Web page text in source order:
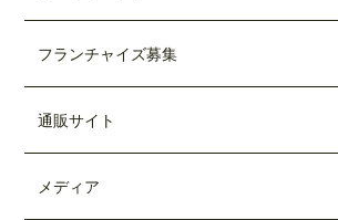
2021.10.11
2021.08.28
Showroomのコラボメニューが発
フランチャイズ募集
通販サイト
メディア